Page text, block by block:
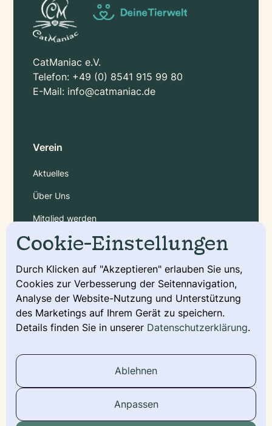
CatManiac e.V.
Telefon: +49 (0) 8541 915 99 80
E-Mail: info@catmaniac.de
Verein
Aktuelles
Über Uns
Mitglied werden
Gebühren
Service
Deckmeldung
Urkunde beantragen
Wurfmeldung
Social Media
Cookie-Einstellungen
Durch Klicken auf "Akzeptieren" erlauben Sie uns,
Cookies zur Verbesserung der Seitennavigation,
Analyse der Website-Nutzung und Unterstützung
des Marketings auf Ihrem Gerät zu speichern.
Details finden Sie in unserer Datenschutzerklärung.
Ablehnen
Anpassen